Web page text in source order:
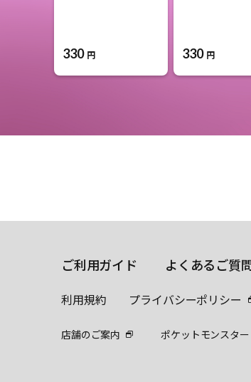
330 円 330 円
ご利用ガイド よくあるご質
利用規約 プライバシーポリシー
店舗のご案内 ポケットモンスタ